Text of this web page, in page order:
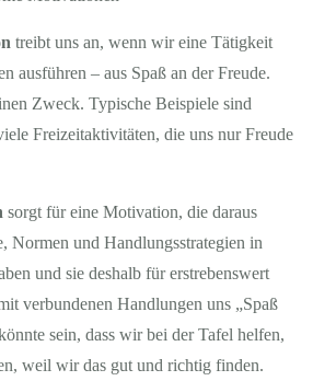
treibt uns an, wenn wir eine Tätigkeit
ausführen – aus Spaß an der Freude.
Zweck. Typische Beispiele sind
Freizeitaktivitäten, die uns nur Freude
sorgt für eine Motivation, die daraus
Normen und Handlungsstrategien in
und sie deshalb für erstrebenswert
verbundenen Handlungen uns „Spaß
sein, dass wir bei der Tafel helfen,
weil wir das gut und richtig finden.